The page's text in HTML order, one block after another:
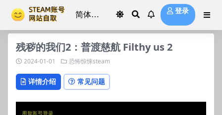
登录
残秽的我们2：普渡慈航 Filthy us 2
2024-01-01 恐怖惊悚steam
详情介绍 常见问题